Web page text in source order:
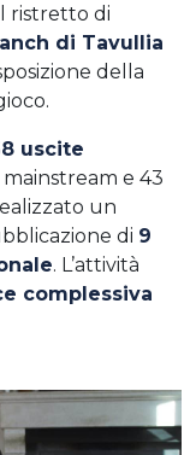
ristretto di
di Tavullia
della
uscite
e 43
un
di 9
. L’attività
complessiva